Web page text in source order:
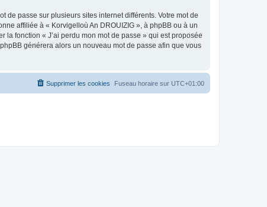
de passe sur plusieurs sites internet différents. Votre mot de
affiliée à « Korvigelloù An DROUIZIG », à phpBB ou à un
fonction « J’ai perdu mon mot de passe » qui est proposée
générera alors un nouveau mot de passe afin que vous
Fuseau horaire sur UTC+01:00
Supprimer les cookies